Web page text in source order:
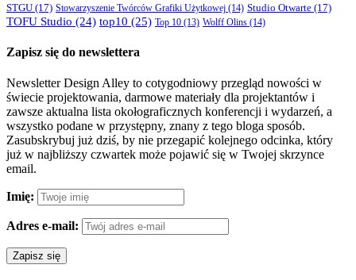
STGU (17) Stowarzyszenie Twórców Grafiki Użytkowej (14) Studio Otwarte (17)
TOFU Studio (24) top10 (25) Top 10 (13) Wolff Olins (14)
Zapisz się do newslettera
Newsletter Design Alley to cotygodniowy przegląd nowości w
świecie projektowania, darmowe materiały dla projektantów i
zawsze aktualna lista okołograficznych konferencji i wydarzeń, a
wszystko podane w przystępny, znany z tego bloga sposób.
Zasubskrybuj już dziś, by nie przegapić kolejnego odcinka, który
już w najbliższy czwartek może pojawić się w Twojej skrzynce
email.
Imię:
Adres e-mail: